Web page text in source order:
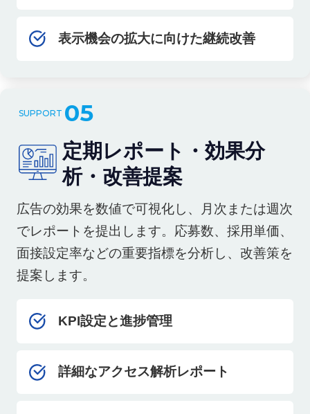
表示機会の拡大に向けた継続改善
05
定期レポート・効果分
析・改善提案
広告の効果を数値で可視化し、月次または週次
でレポートを提出します。応募数、採用単価、
面接設定率などの重要指標を分析し、改善策を
提案します。
KPI設定と進捗管理
詳細なアクセス解析レポート